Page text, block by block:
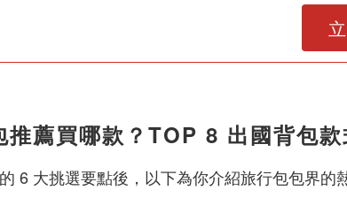
推薦買哪款？TOP 8 出國背包款
6 大挑選要點後，以下為你介紹旅行包包界